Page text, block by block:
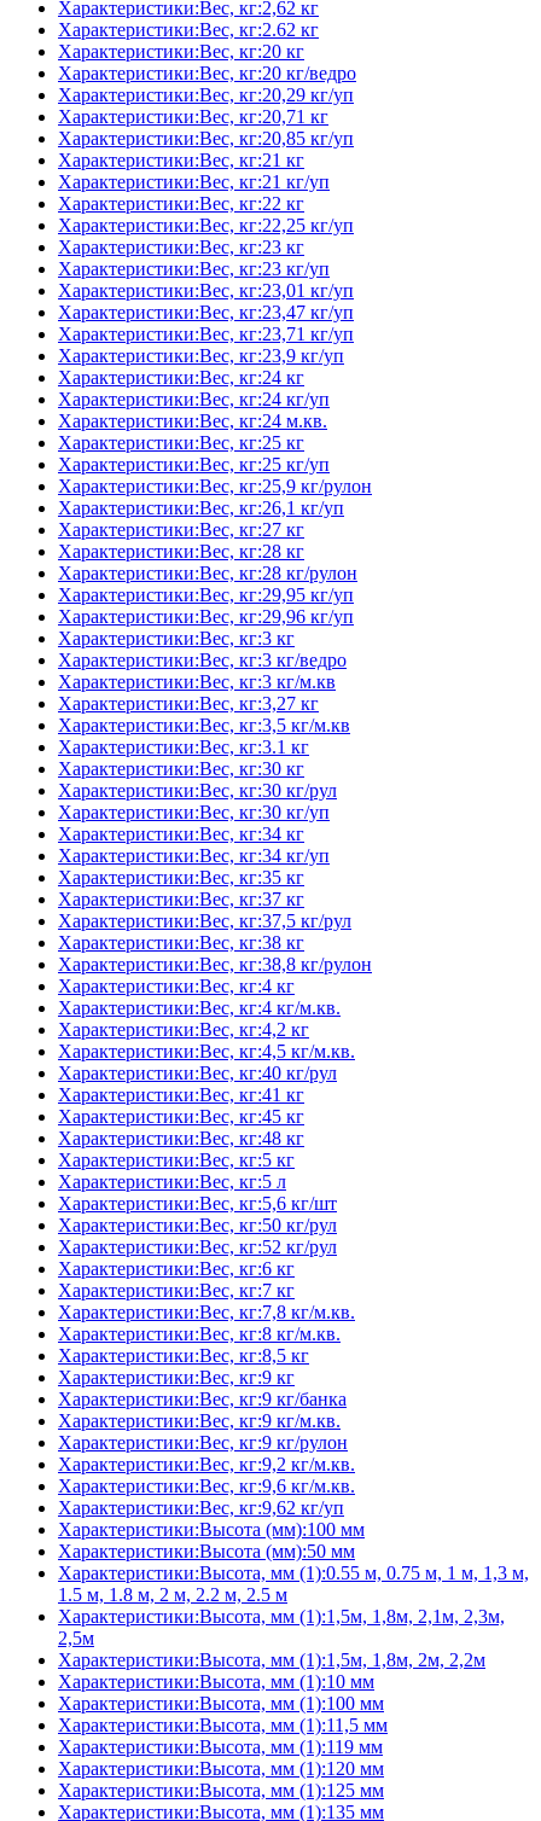
Характеристики:Вес, кг:2,62 кг
Характеристики:Вес, кг:2.62 кг
Характеристики:Вес, кг:20 кг
Характеристики:Вес, кг:20 кг/ведро
Характеристики:Вес, кг:20,29 кг/уп
Характеристики:Вес, кг:20,71 кг
Характеристики:Вес, кг:20,85 кг/уп
Характеристики:Вес, кг:21 кг
Характеристики:Вес, кг:21 кг/уп
Характеристики:Вес, кг:22 кг
Характеристики:Вес, кг:22,25 кг/уп
Характеристики:Вес, кг:23 кг
Характеристики:Вес, кг:23 кг/уп
Характеристики:Вес, кг:23,01 кг/уп
Характеристики:Вес, кг:23,47 кг/уп
Характеристики:Вес, кг:23,71 кг/уп
Характеристики:Вес, кг:23,9 кг/уп
Характеристики:Вес, кг:24 кг
Характеристики:Вес, кг:24 кг/уп
Характеристики:Вес, кг:24 м.кв.
Характеристики:Вес, кг:25 кг
Характеристики:Вес, кг:25 кг/уп
Характеристики:Вес, кг:25,9 кг/рулон
Характеристики:Вес, кг:26,1 кг/уп
Характеристики:Вес, кг:27 кг
Характеристики:Вес, кг:28 кг
Характеристики:Вес, кг:28 кг/рулон
Характеристики:Вес, кг:29,95 кг/уп
Характеристики:Вес, кг:29,96 кг/уп
Характеристики:Вес, кг:3 кг
Характеристики:Вес, кг:3 кг/ведро
Характеристики:Вес, кг:3 кг/м.кв
Характеристики:Вес, кг:3,27 кг
Характеристики:Вес, кг:3,5 кг/м.кв
Характеристики:Вес, кг:3.1 кг
Характеристики:Вес, кг:30 кг
Характеристики:Вес, кг:30 кг/рул
Характеристики:Вес, кг:30 кг/уп
Характеристики:Вес, кг:34 кг
Характеристики:Вес, кг:34 кг/уп
Характеристики:Вес, кг:35 кг
Характеристики:Вес, кг:37 кг
Характеристики:Вес, кг:37,5 кг/рул
Характеристики:Вес, кг:38 кг
Характеристики:Вес, кг:38,8 кг/рулон
Характеристики:Вес, кг:4 кг
Характеристики:Вес, кг:4 кг/м.кв.
Характеристики:Вес, кг:4,2 кг
Характеристики:Вес, кг:4,5 кг/м.кв.
Характеристики:Вес, кг:40 кг/рул
Характеристики:Вес, кг:41 кг
Характеристики:Вес, кг:45 кг
Характеристики:Вес, кг:48 кг
Характеристики:Вес, кг:5 кг
Характеристики:Вес, кг:5 л
Характеристики:Вес, кг:5,6 кг/шт
Характеристики:Вес, кг:50 кг/рул
Характеристики:Вес, кг:52 кг/рул
Характеристики:Вес, кг:6 кг
Характеристики:Вес, кг:7 кг
Характеристики:Вес, кг:7,8 кг/м.кв.
Характеристики:Вес, кг:8 кг/м.кв.
Характеристики:Вес, кг:8,5 кг
Характеристики:Вес, кг:9 кг
Характеристики:Вес, кг:9 кг/банка
Характеристики:Вес, кг:9 кг/м.кв.
Характеристики:Вес, кг:9 кг/рулон
Характеристики:Вес, кг:9,2 кг/м.кв.
Характеристики:Вес, кг:9,6 кг/м.кв.
Характеристики:Вес, кг:9,62 кг/уп
Характеристики:Высота (мм):100 мм
Характеристики:Высота (мм):50 мм
Характеристики:Высота, мм (1):0.55 м, 0.75 м, 1 м, 1,3 м,
1.5 м, 1.8 м, 2 м, 2.2 м, 2.5 м
Характеристики:Высота, мм (1):1,5м, 1,8м, 2,1м, 2,3м,
2,5м
Характеристики:Высота, мм (1):1,5м, 1,8м, 2м, 2,2м
Характеристики:Высота, мм (1):10 мм
Характеристики:Высота, мм (1):100 мм
Характеристики:Высота, мм (1):11,5 мм
Характеристики:Высота, мм (1):119 мм
Характеристики:Высота, мм (1):120 мм
Характеристики:Высота, мм (1):125 мм
Характеристики:Высота, мм (1):135 мм